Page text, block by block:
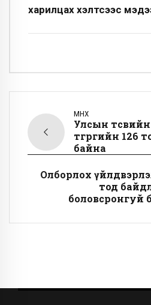
харилцах хэлтсээс
ӨМНӨХ
Улсын
төгрөгийн 126
байна
Олборлох
тод
боловсронгуй